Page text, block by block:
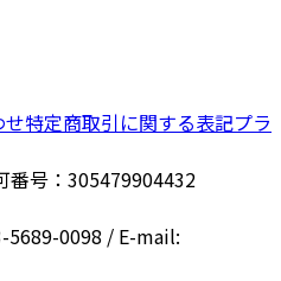
せ特定商取引に関する表記プラ
番号：305479904432
5689-0098 / E-mail: